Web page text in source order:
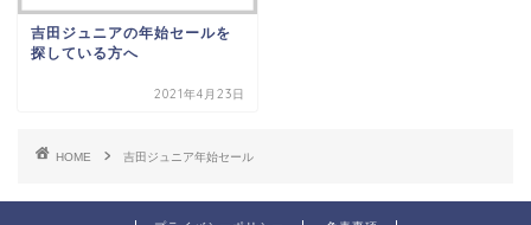
吉田ジュニアの年始セールを
探している方へ
2021年4月23日
HOME 吉田ジュニア年始セール